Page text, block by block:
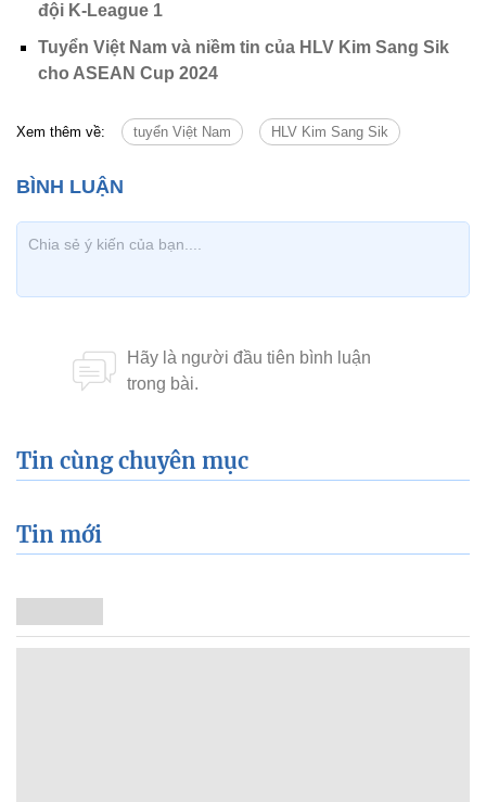
đội K-League 1
Tuyển Việt Nam và niềm tin của HLV Kim Sang Sik
cho ASEAN Cup 2024
Xem thêm về: tuyển Việt Nam HLV Kim Sang Sik
Tin cùng chuyên mục
Tin mới